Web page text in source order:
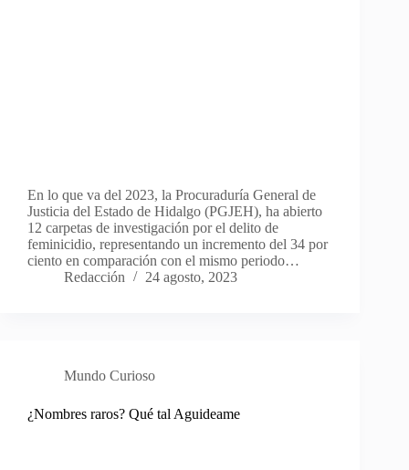
En lo que va del 2023, la Procuraduría General de
Justicia del Estado de Hidalgo (PGJEH), ha abierto
12 carpetas de investigación por el delito de
feminicidio, representando un incremento del 34 por
ciento en comparación con el mismo periodo…
Redacción
24 agosto, 2023
Mundo Curioso
¿Nombres raros? Qué tal Aguideame